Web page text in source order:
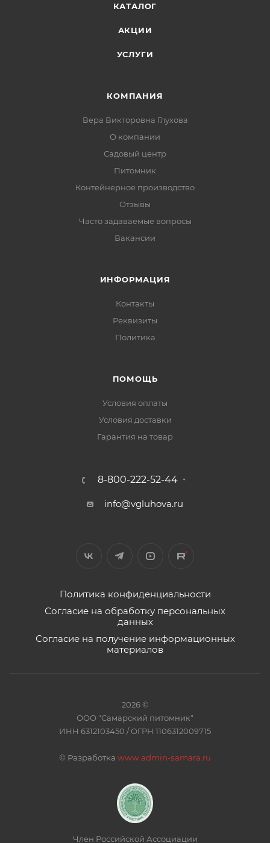
КАТАЛОГ
АКЦИИ
УСЛУГИ
КОМПАНИЯ
Вера Викторовна Глухова
О компании
Садовый центр
Питомник
Контейнерное производство
Отзывы
Часто задаваемые вопросы
Вакансии
ИНФОРМАЦИЯ
Контакты
Реквизиты
Политика
ПОМОЩЬ
Условия оплаты
Условия доставки
Гарантия на товар
8-800-222-52-44
info@vgluhova.ru
Политика конфиденциальности
Согласие на обработку персональных
данных
Согласие на получение информационных
материалов
2026 ©
ООО "Самарский питомник"
ИНН 6312103450 / ОГРН 1106312009715
© Разработка www.admin-samara.ru
Член Российской Ассоциации